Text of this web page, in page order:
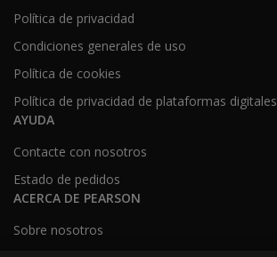
Política de privacidad
Condiciones generales de uso
Política de cookies
Política de privacidad de plataformas digitales
AYUDA
Contacte con nosotros
Estado de pedidos
ACERCA DE PEARSON
Sobre nosotros